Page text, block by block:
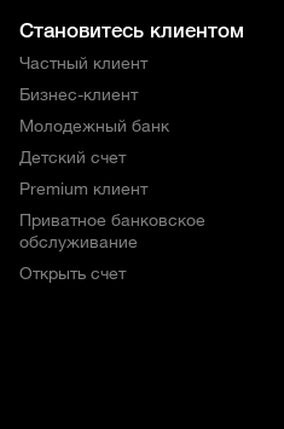
Становитесь клиентом
Частный клиент
Бизнес-клиент
Молодежный банк
Детский счет
Premium клиент
Приватное банковское
обслуживание
Открыть счет